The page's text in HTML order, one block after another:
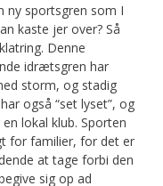
ny sportsgren som I
kaste jer over? Så
Denne
idrætsgren har
storm, og stadig
også “set lyset”, og
lokal klub. Sporten
for familier, for det er
at tage forbi den
sig op ad